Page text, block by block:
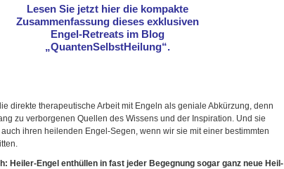
Lesen Sie jetzt hier die kompakte
Zusammenfassung dieses exklusiven
Engel-Retreats im Blog
„QuantenSelbstHeilung“.
direkte therapeutische Arbeit mit Engeln als geniale Abkürzung, denn
zu verborgenen Quellen des Wissens und der Inspiration. Und sie
ihren heilenden Engel-Segen, wenn wir sie mit einer bestimmten
Heiler-Engel enthüllen in fast jeder Begegnung sogar ganz neue Heil-